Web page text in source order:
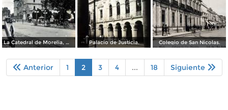
La Catedral de Morelia, Michoacán. Palacio de Justicia. Colegio de San Nicolas.
Anterior 1 2 3 4 ... 18 Siguiente